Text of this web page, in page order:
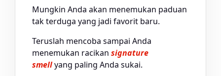
Mungkin Anda akan menemukan paduan
tak terduga yang jadi favorit baru.
Teruslah mencoba sampai Anda
menemukan racikan signature
smellyang paling Anda sukai.